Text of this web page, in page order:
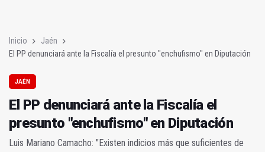
Inicio
Jaén
El PP denunciará ante la Fiscalía el presunto "enchufismo" en Diputación
JAÉN
El PP denunciará ante la Fiscalía el
presunto "enchufismo" en Diputación
Luis Mariano Camacho: "Existen indicios más que suficientes de